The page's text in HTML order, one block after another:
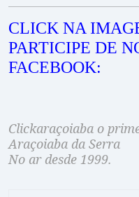
CLICK NA
PARTICIPE DE
FACEBOOK:
Clickaraçoiaba o
Araçoiaba da Serra
No ar desde 1999.